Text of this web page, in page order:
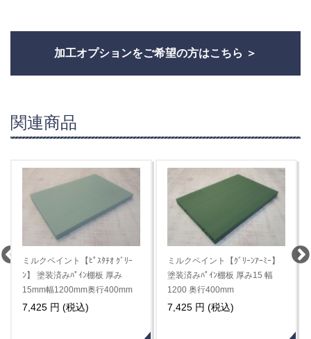
加工オプションをご希望の方はこちら
関連商品
ミルクペイント【ｸﾞﾘｰﾝｱｰﾐｰ】
塗装済みﾊﾟｲﾝ棚板 厚み15 幅
1200 奥行400mm
7,425 円 (税込)
ミルクペイント【ｲﾝﾃﾞｨｱﾝ ﾀｰｺｲ
ｽﾞ】 塗装済みﾊﾟｲﾝ棚板 厚み
15mm幅1200mm奥行400mm
7,425 円 (税込)